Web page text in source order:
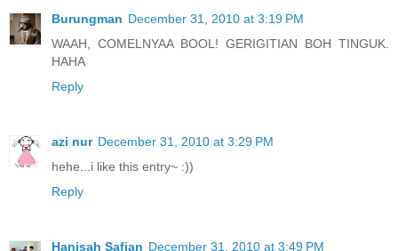
Burungman December 31, 2010 at 3:19 PM
WAAH, COMELNYAA BOOL! GERIGITIAN BOH TINGUK.
HAHA
Reply
azi nur December 31, 2010 at 3:29 PM
hehe...i like this entry~ :))
Reply
Hanisah Safian December 31, 2010 at 3:49 PM